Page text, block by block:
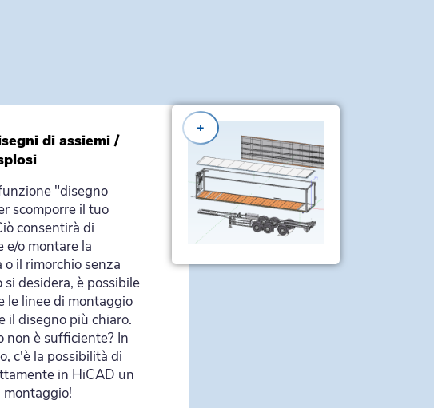
di assiemi /
"disegno
scomporre il tuo
consentirà di
e/o montare la
o il rimorchio senza
si desidera, è possibile
le linee di montaggio
il disegno più chiaro.
non è sufficiente? In
c'è la possibilità di
in HiCAD un
+